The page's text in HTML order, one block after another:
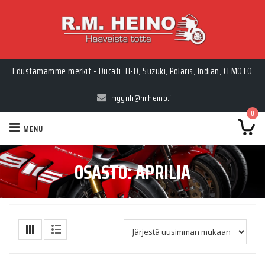
Edustamamme merkit - Ducati, H-D, Suzuki, Polaris, Indian, CFMOTO
myynti@rmheino.fi
0
MENU
OSASTO:APRILIA